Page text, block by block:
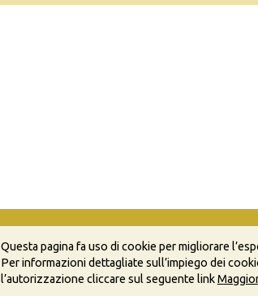
Questa pagina fa uso di cookie per migliorare
Per informazioni dettagliate sull’impiego dei
l’autorizzazione cliccare sul seguente link